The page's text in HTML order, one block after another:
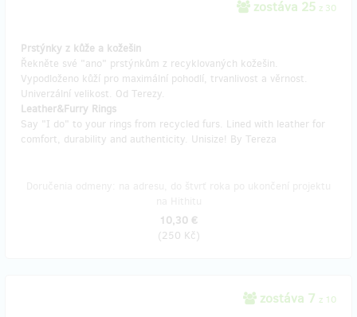
zostáva 25 z 30
Prstýnky z kůže a kožešin
Řekněte své "ano" prstýnkům z recyklovaných kožešin.
Vypodloženo kůží pro maximální pohodlí, trvanlivost a věrnost.
Univerzální velikost. Od Terezy.
Leather&Furry Rings
Say "I do" to your rings from recycled furs. Lined with leather for
comfort, durability and authenticity. Unisize! By Tereza
10,30 €
(250 Kč)
zostáva 7 z 10